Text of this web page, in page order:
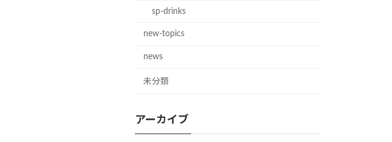
sp-drinks
new-topics
news
未分類
アーカイブ